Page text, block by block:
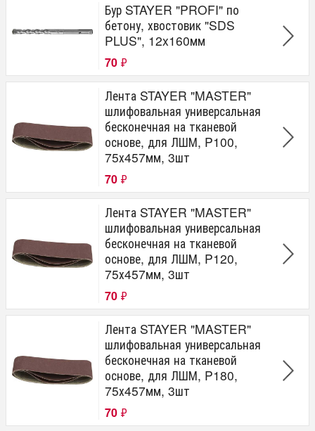
Бур STAYER "PROFI" по
бетону, хвостовик "SDS
PLUS", 12x160мм
70 ₽
Лента STAYER "MASTER"
шлифовальная универсальная
бесконечная на тканевой
основе, для ЛШМ, P100,
75х457мм, 3шт
70 ₽
Лента STAYER "MASTER"
шлифовальная универсальная
бесконечная на тканевой
основе, для ЛШМ, P120,
75х457мм, 3шт
70 ₽
Лента STAYER "MASTER"
шлифовальная универсальная
бесконечная на тканевой
основе, для ЛШМ, P180,
75х457мм, 3шт
70 ₽